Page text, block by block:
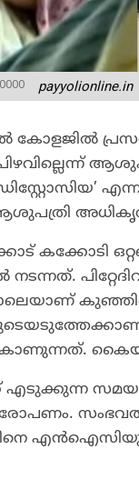
payyolionline.in
കോളജിൽ
കക്കോടി